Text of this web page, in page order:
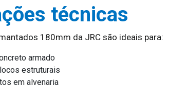
técnicas
180mm da JRC são ideais para:
armado
estruturais
em alvenaria